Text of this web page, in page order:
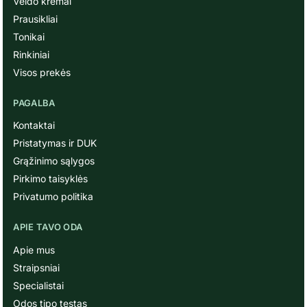
Prausikliai
Tonikai
Rinkiniai
Visos prekės
PAGALBA
Kontaktai
Pristatymas ir DUK
Grąžinimo sąlygos
Pirkimo taisyklės
Privatumo politika
APIE TAVO ODA
Apie mus
Straipsniai
Specialistai
Odos tipo testas